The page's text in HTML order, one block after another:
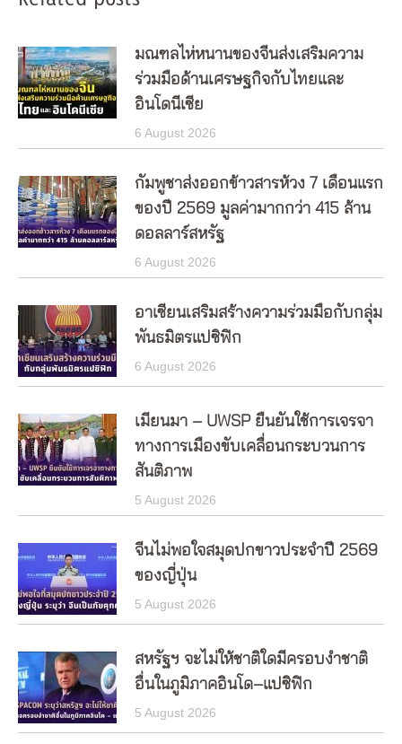
มณฑลไห่หนานของจีนส่งเสริมความ
ร่วมมือด้านเศรษฐกิจกับไทยและ
อินโดนีเซีย
6 August 2026
กัมพูชาส่งออกข้าวสารห้วง 7 เดือนแรก
ของปี 2569 มูลค่ามากกว่า 415 ล้าน
ดอลลาร์สหรัฐ
6 August 2026
อาเซียนเสริมสร้างความร่วมมือกับกลุ่ม
พันธมิตรแปซิฟิก
6 August 2026
เมียนมา – UWSP ยืนยันใช้การเจรจา
ทางการเมืองขับเคลื่อนกระบวนการ
สันติภาพ
5 August 2026
จีนไม่พอใจสมุดปกขาวประจำปี 2569
ของญี่ปุ่น
5 August 2026
สหรัฐฯ จะไม่ให้ชาติใดมีครอบงำชาติ
อื่นในภูมิภาคอินโด–แปซิฟิก
5 August 2026